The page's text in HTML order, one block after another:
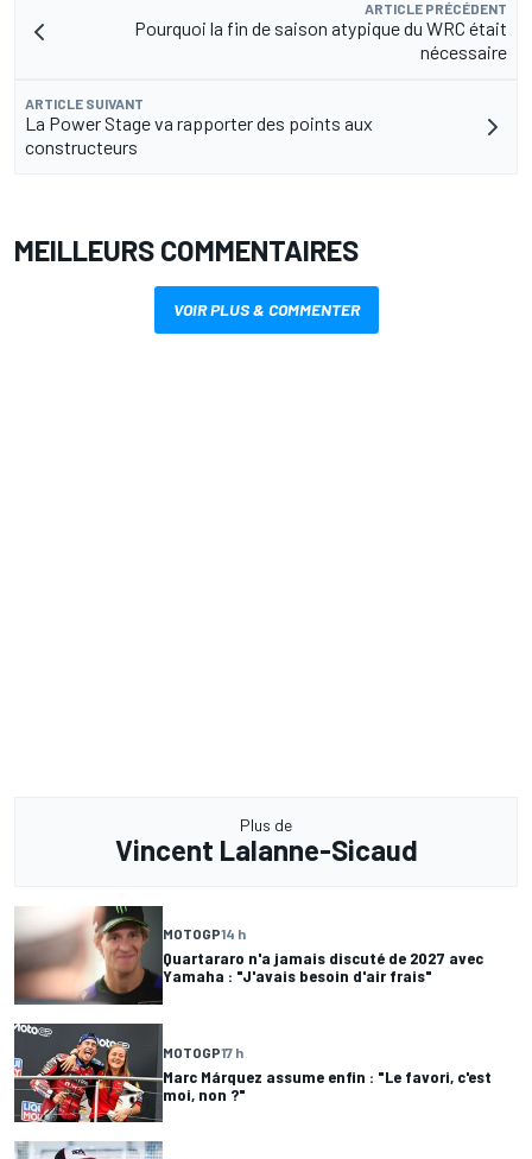
ARTICLE PRÉCÉDENT
Pourquoi la fin de saison atypique du WRC était
nécessaire
ARTICLE SUIVANT
La Power Stage va rapporter des points aux
constructeurs
MEILLEURS COMMENTAIRES
VOIR PLUS & COMMENTER
Plus de
Vincent Lalanne-Sicaud
MOTOGP14 h
Quartararo n'a jamais discuté de 2027 avec
Yamaha : "J'avais besoin d'air frais"
MOTOGP17 h
Marc Márquez assume enfin : "Le favori, c'est
moi, non ?"